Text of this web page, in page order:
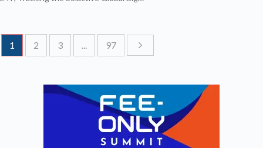
1 2 3 ... 97